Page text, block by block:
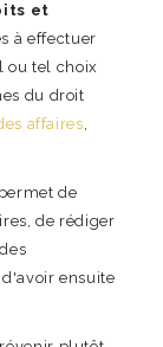
et
à effectuer
ou tel choix
du droit
affaires,
de
de rédiger
ensuite